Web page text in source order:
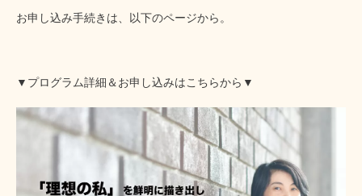
お申し込み手続きは、以下のページから。
▼プログラム詳細＆お申し込みはこちらから▼